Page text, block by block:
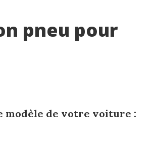
pneu pour
modèle de votre voiture :